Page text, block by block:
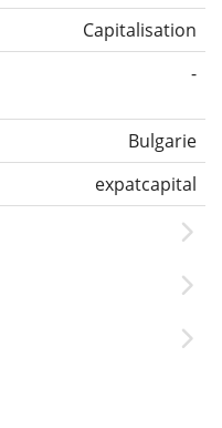
Capitalisation
-
Bulgarie
expatcapital